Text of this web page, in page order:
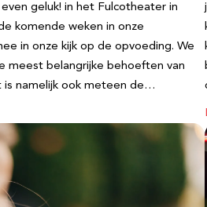
geluk! in het Fulcotheater in
komende weken in onze
in onze kijk op de opvoeding. We
meest belangrijke behoeften van
is namelijk ook meteen de…